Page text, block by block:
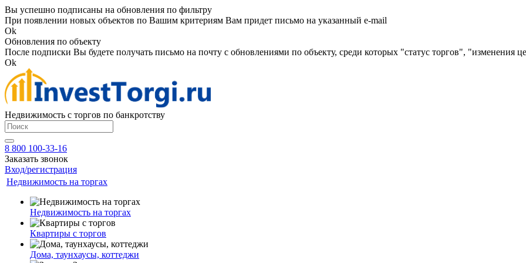
Вы успешно подписаны на обновления по фильтру
При появлении новых объектов по Вашим критериям Вам придет письмо на указанный e-mail
Ok
Обновления по объекту
После подписки Вы будете получать письмо на почту с обновлениями по объекту, среди которых "статус торгов", "изменения
Ok
Недвижимость с торгов по банкротству
8 800 100-33-16
Заказать звонок
Вход/регистрация
Недвижимость на торгах
Недвижимость на торгах
Квартиры с торгов
Дома, таунхаусы, коттеджи